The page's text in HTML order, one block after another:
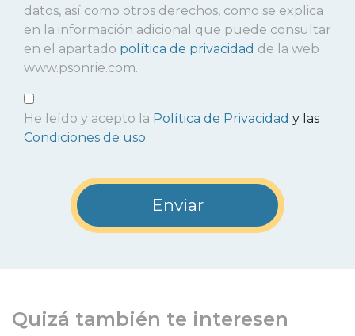
datos, así como otros derechos, como se explica
en la información adicional que puede consultar
en el apartado política de privacidad de la web
www.psonrie.com.
He leído y acepto la Política de Privacidad y las
Condiciones de uso
Quizá también te interesen